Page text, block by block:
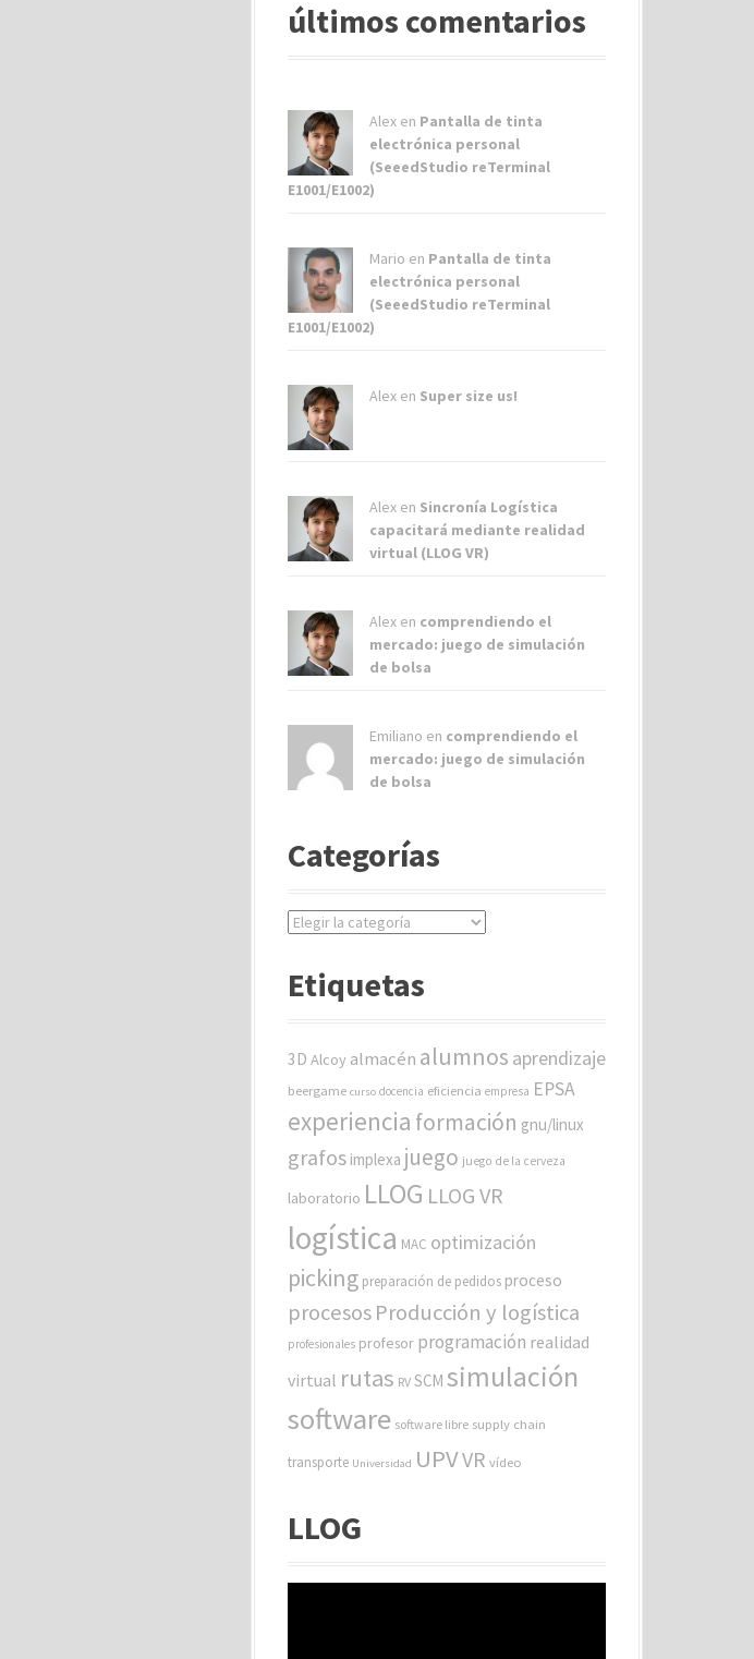
últimos comentarios
Alex en Pantalla de tinta
electrónica personal
(SeeedStudio reTerminal
E1001/E1002)
Mario en Pantalla de tinta
electrónica personal
(SeeedStudio reTerminal
E1001/E1002)
Alex en Super size us!
Alex en Sincronía Logística
capacitará mediante realidad
virtual (LLOG VR)
Alex en comprendiendo el
mercado: juego de simulación
de bolsa
Emiliano en comprendiendo el
mercado: juego de simulación
de bolsa
Categorías
C
e
r
s
Etiquetas
3D Alcoy almacén alumnos aprendizaje
beergame curso docencia eficiencia empresa EPSA
experiencia formación gnu/linux
grafos implexa juego juego de la cerveza
laboratorio LLOG LLOG VR
logística MAC optimización
picking preparación de pedidos proceso
procesosProducción y logística
profesionales profesor programación realidad
virtual rutas RV SCM simulación
software software libre supply chain
transporte Universidad UPVVR vídeo
LLOG